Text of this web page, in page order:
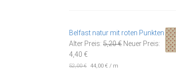
Belfast natur mit roten Punkten
Alter Preis: 5,20€ Ursprünglicher
Neuer Preis:
4,40 €Aktueller
Preis
52,00€ 44,00 €/ m